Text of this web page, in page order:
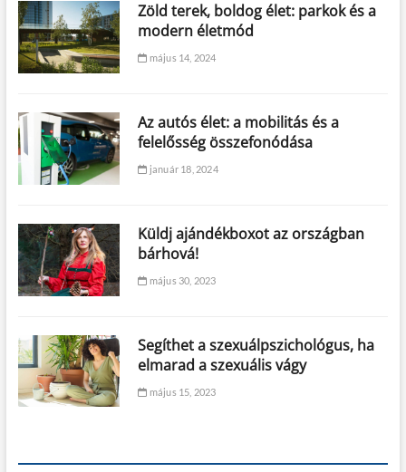
Zöld terek, boldog élet: parkok és a
modern életmód
május 14, 2024
Az autós élet: a mobilitás és a
felelősség összefonódása
január 18, 2024
Küldj ajándékboxot az országban
bárhová!
május 30, 2023
Segíthet a szexuálpszichológus, ha
elmarad a szexuális vágy
május 15, 2023